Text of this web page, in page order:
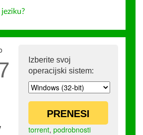
Izberite svoj
operacijski sistem:
PRENESI
torrent, podrobnosti